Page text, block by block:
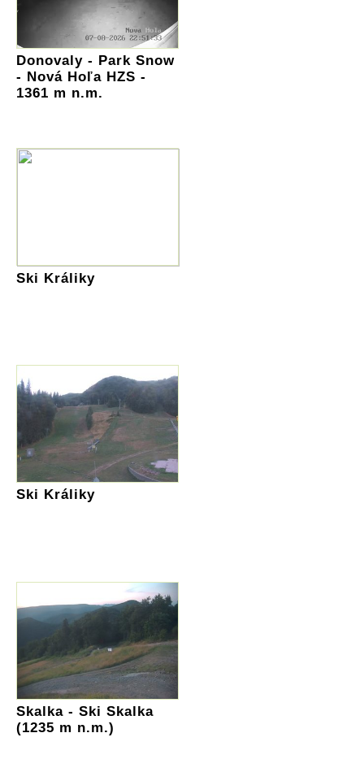
Donovaly - Park Snow
- Nová Hoľa HZS -
1361 m n.m.
Ski Králiky
Ski Králiky
Skalka - Ski Skalka
(1235 m n.m.)